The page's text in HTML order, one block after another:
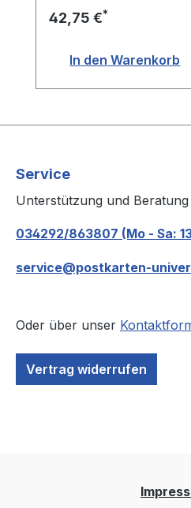
42,75 €*
In den Warenkorb
Service
Unterstützung und
034292/863807 (Mo - Sa:
service@postkarten-
Oder über unser
Vertrag widerrufen